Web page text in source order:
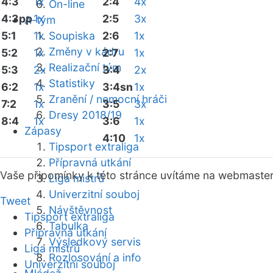
On-line
A-tým
Soupiska
Změny v kádru
Realizační tým
Statistiky
Zranění / nemocní hráči
Dresy 2018/19
Zápasy
Tipsport extraliga
Přípravná utkání
Liga mistrů
Univerzitní souboj
Návštěvnost
Tabulka
Výsledkový servis
Rozlosování a info
4:3pp1x
5:1
1x
5:2
1x
5:3
2x
6:2
1x
7:2
1x
8:4
1x
2:5
3x
2:6
1x
2:7
1x
3:4
2x
3:4sn1x
3:5
3x
3:6
1x
4:10
1x
Vaše připomínky k této stránce uvítáme na webmaster
Tweet
Tipsport extraliga
Přípravná utkání
Liga mistrů
Univerzitní souboj